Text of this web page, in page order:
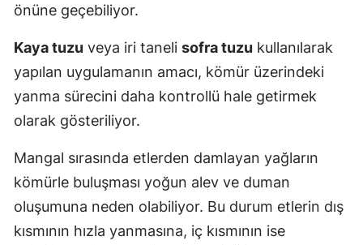
Kırşehir
Kocaeli
Malatya
önüne geçebiliyor.
Kaya tuzu veya iri taneli sofra tuzu kullanılarak
yapılan uygulamanın amacı, kömür üzerindeki
yanma sürecini daha kontrollü hale getirmek
olarak gösteriliyor.
Mangal sırasında etlerden damlayan yağların
kömürle buluşması yoğun alev ve duman
oluşumuna neden olabiliyor. Bu durum etlerin dış
kısmının hızla yanmasına, iç kısmının ise